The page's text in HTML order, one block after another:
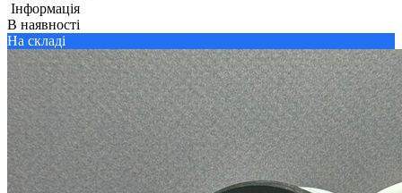
Iнформація
В наявності
На складі